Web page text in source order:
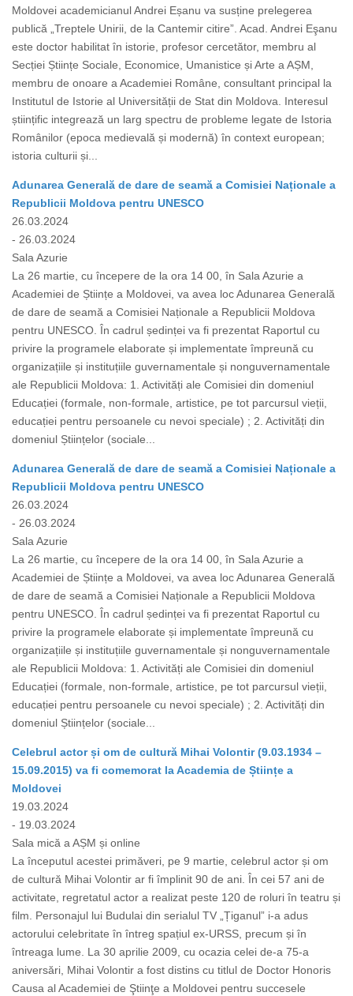
Moldovei academicianul Andrei Eșanu va susține prelegerea
publică „Treptele Unirii, de la Cantemir citire”. Acad. Andrei Eşanu
este doctor habilitat în istorie, profesor cercetător, membru al
Secției Științe Sociale, Economice, Umanistice și Arte a AȘM,
membru de onoare a Academiei Române, consultant principal la
Institutul de Istorie al Universității de Stat din Moldova. Interesul
științific integrează un larg spectru de probleme legate de Istoria
Românilor (epoca medievală și modernă) în context european;
istoria culturii și...
Adunarea Generală de dare de seamă a Comisiei Naționale a
Republicii Moldova pentru UNESCO
26.03.2024
- 26.03.2024
Sala Azurie
La 26 martie, cu începere de la ora 14 00, în Sala Azurie a
Academiei de Științe a Moldovei, va avea loc Adunarea Generală
de dare de seamă a Comisiei Naționale a Republicii Moldova
pentru UNESCO. În cadrul ședinței va fi prezentat Raportul cu
privire la programele elaborate și implementate împreună cu
organizațiile și instituțiile guvernamentale și nonguvernamentale
ale Republicii Moldova: 1. Activități ale Comisiei din domeniul
Educației (formale, non-formale, artistice, pe tot parcursul vieții,
educației pentru persoanele cu nevoi speciale) ; 2. Activități din
domeniul Științelor (sociale...
Adunarea Generală de dare de seamă a Comisiei Naționale a
Republicii Moldova pentru UNESCO
26.03.2024
- 26.03.2024
Sala Azurie
La 26 martie, cu începere de la ora 14 00, în Sala Azurie a
Academiei de Științe a Moldovei, va avea loc Adunarea Generală
de dare de seamă a Comisiei Naționale a Republicii Moldova
pentru UNESCO. În cadrul ședinței va fi prezentat Raportul cu
privire la programele elaborate și implementate împreună cu
organizațiile și instituțiile guvernamentale și nonguvernamentale
ale Republicii Moldova: 1. Activități ale Comisiei din domeniul
Educației (formale, non-formale, artistice, pe tot parcursul vieții,
educației pentru persoanele cu nevoi speciale) ; 2. Activități din
domeniul Științelor (sociale...
Celebrul actor și om de cultură Mihai Volontir (9.03.1934 –
15.09.2015) va fi comemorat la Academia de Științe a
Moldovei
19.03.2024
- 19.03.2024
Sala mică a AȘM și online
La începutul acestei primăveri, pe 9 martie, celebrul actor și om
de cultură Mihai Volontir ar fi împlinit 90 de ani. În cei 57 ani de
activitate, regretatul actor a realizat peste 120 de roluri în teatru și
film. Personajul lui Budulai din serialul TV „Țiganul” i-a adus
actorului celebritate în întreg spațiul ex-URSS, precum și în
întreaga lume. La 30 aprilie 2009, cu ocazia celei de-a 75-a
aniversări, Mihai Volontir a fost distins cu titlul de Doctor Honoris
Causa al Academiei de Ştiinţe a Moldovei pentru succesele